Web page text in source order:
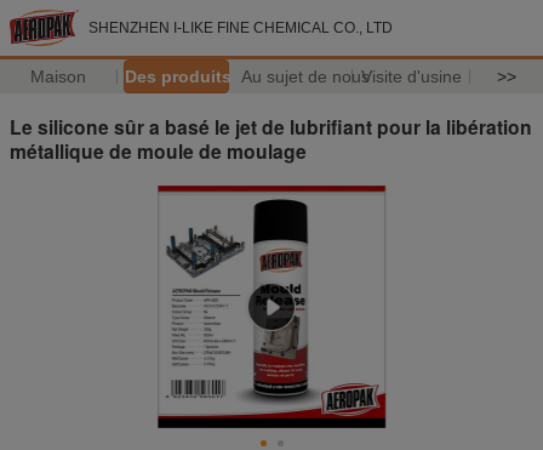
SHENZHEN I-LIKE FINE CHEMICAL CO., LTD
Maison Des produits Au sujet de nousVisite d'usine >>
Le silicone sûr a basé le jet de lubrifiant pour la libération
métallique de moule de moulage